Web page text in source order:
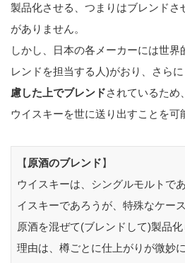
製品化させる、つまりはブレンドさ
がありません。
しかし、日本の各メーカーには世
レンドを担当する人)がおり、さらに
慮した上でブレンドされているため
ウイスキーを世に送り出すことを可
【 原酒のブレンド】
ウイスキーは、シングルモルトで
イスキーであろうが、特殊なケー
原酒を混ぜて(ブレンドして)製品化
理由は、樽ごとに仕上がりが微妙